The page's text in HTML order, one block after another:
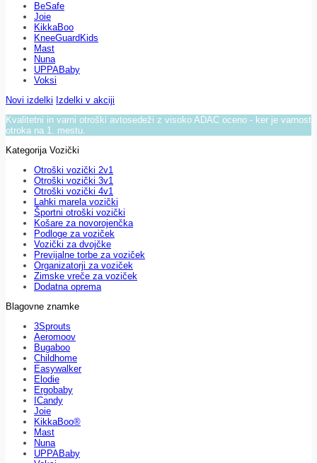
BeSafe
Joie
KikkaBoo
KneeGuardKids
Mast
Nuna
UPPABaby
Voksi
Novi izdelki Izdelki v akciji
Kvalitetni in varni otroški avtosedeži z visoko ADAC oceno - ker je varnost
otroka na 1. mestu.
Kategorija Vozički
Otroški vozički 2v1
Otroški vozički 3v1
Otroški vozički 4v1
Lahki marela vozički
Športni otroški vozički
Košare za novorojenčka
Podloge za voziček
Vozički za dvojčke
Previjalne torbe za voziček
Organizatorji za voziček
Zimske vreče za voziček
Dodatna oprema
Blagovne znamke
3Sprouts
Aeromoov
Bugaboo
Childhome
Easywalker
Elodie
Ergobaby
ICandy
Joie
KikkaBoo®
Mast
Nuna
UPPABaby